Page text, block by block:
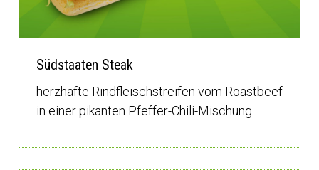
Südstaaten Steak
herzhafte Rindfleischstreifen vom Roastbeef
in einer pikanten Pfeffer-Chili-Mischung